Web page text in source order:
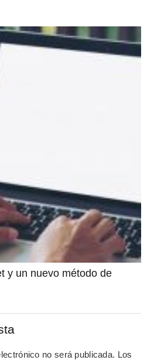
y un nuevo método de
no será publicada. Los